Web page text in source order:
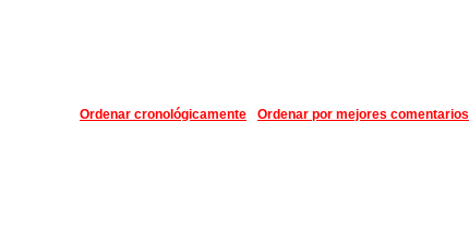
Ordenar por mejores comentarios
Ordenar cronológicamente